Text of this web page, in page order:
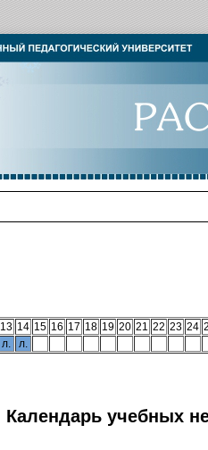
13 14 15 16 17 18 19 20 21 22 23 24
л. л.
Календарь учебных